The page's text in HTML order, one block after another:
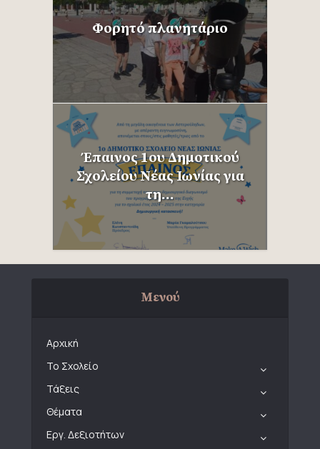
Φορητό πλανητάριο
Έπαινος 1ου Δημοτικού
Σχολείου Νέας Ιωνίας για
τη...
Μενού
Αρχική
Το Σχολείο
Τάξεις
Θέματα
Εργ. Δεξιοτήτων